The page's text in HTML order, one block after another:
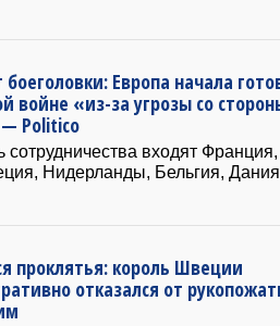
Европа начала
войне «из-за угрозы со
Politico
входят Франция,
Нидерланды, Бельгия,
проклятья: король Швеции
отказался от